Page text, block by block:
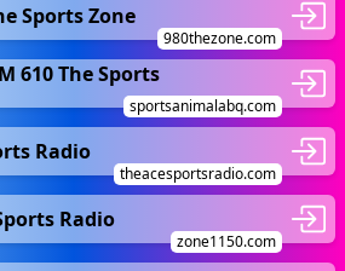
Sports Zone
980thezone.com
610 The Sports
sportsanimalabq.com
Radio
theacesportsradio.com
Radio
zone1150.com